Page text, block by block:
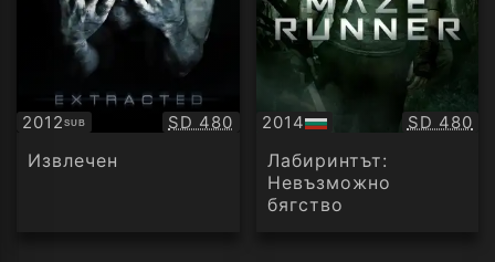
2012SUB
Субтитри Качество:
SD 480
Извлечен
2014
БГ
аудио
SD 480
Лабиринтът:
Невъзможно
бягство